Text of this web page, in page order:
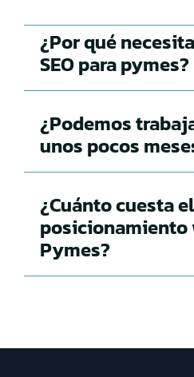
¿Por qué
SEO para pymes?
¿Podemos
unos pocos
¿Cuánto cuesta el
posicionamiento
Pymes?